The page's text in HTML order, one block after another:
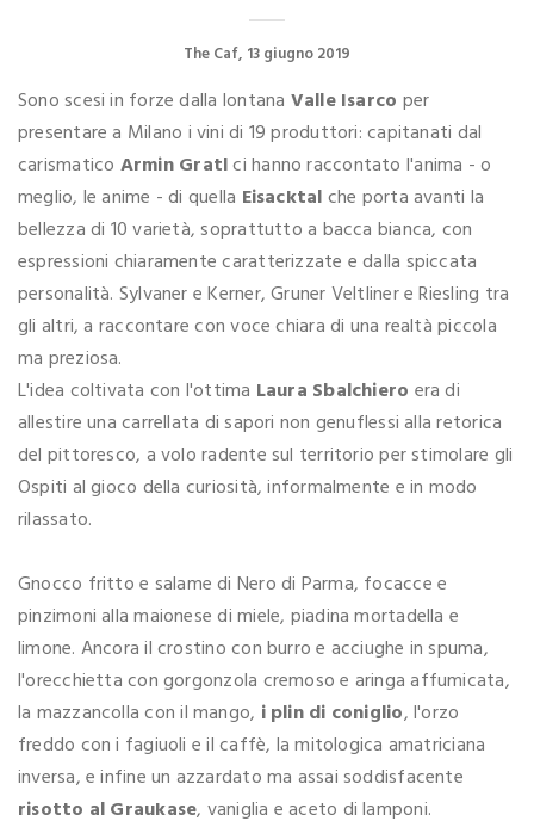
The Caf 13 giugno 2019
Sono scesi in forze dalla lontana Valle Isarco per
presentare a Milano i vini di 19 produttori: capitanati dal
carismatico Armin Gratlci hanno raccontato l'anima - o
meglio, le anime - di quella Eisacktalche porta avanti la
bellezza di 10 varietà, soprattutto a bacca bianca, con
espressioni chiaramente caratterizzate e dalla spiccata
personalità. Sylvaner e Kerner, Gruner Veltliner e Riesling tra
gli altri, a raccontare con voce chiara di una realtà piccola
ma preziosa.
L'idea coltivata con l'ottima Laura Sbalchiero era di
allestire una carrellata di sapori non genuflessi alla retorica
del pittoresco, a volo radente sul territorio per stimolare gli
Ospiti al gioco della curiosità, informalmente e in modo
rilassato.
Gnocco fritto e salame di Nero di Parma, focacce e
pinzimoni alla maionese di miele, piadina mortadella e
limone. Ancora il crostino con burro e acciughe in spuma,
l'orecchietta con gorgonzola cremoso e aringa affumicata,
la mazzancolla con il mango, i plin di coniglio, l'orzo
freddo con i fagiuoli e il caffè, la mitologica amatriciana
inversa, e infine un azzardato ma assai soddisfacente
risotto al Graukase, vaniglia e aceto di lamponi.